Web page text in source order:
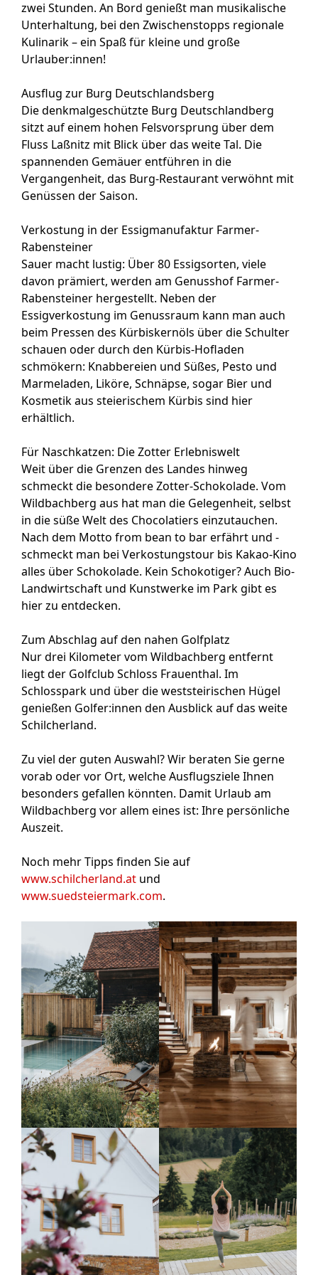
zwei Stunden. An Bord genießt man musikalische
Unterhaltung, bei den Zwischenstopps regionale
Kulinarik – ein Spaß für kleine und große
Urlauber:innen!
Ausflug zur Burg Deutschlandsberg
Die denkmalgeschützte Burg Deutschlandberg
sitzt auf einem hohen Felsvorsprung über dem
Fluss Laßnitz mit Blick über das weite Tal. Die
spannenden Gemäuer entführen in die
Vergangenheit, das Burg-Restaurant verwöhnt mit
Genüssen der Saison.
Verkostung in der Essigmanufaktur Farmer-
Rabensteiner
Sauer macht lustig: Über 80 Essigsorten, viele
davon prämiert, werden am Genusshof Farmer-
Rabensteiner hergestellt. Neben der
Essigverkostung im Genussraum kann man auch
beim Pressen des Kürbiskernöls über die Schulter
schauen oder durch den Kürbis-Hofladen
schmökern: Knabbereien und Süßes, Pesto und
Marmeladen, Liköre, Schnäpse, sogar Bier und
Kosmetik aus steierischem Kürbis sind hier
erhältlich.
Für Naschkatzen: Die Zotter Erlebniswelt
Weit über die Grenzen des Landes hinweg
schmeckt die besondere Zotter-Schokolade. Vom
Wildbachberg aus hat man die Gelegenheit, selbst
in die süße Welt des Chocolatiers einzutauchen.
Nach dem Motto from bean to bar erfährt und -
schmeckt man bei Verkostungstour bis Kakao-Kino
alles über Schokolade. Kein Schokotiger? Auch Bio-
Landwirtschaft und Kunstwerke im Park gibt es
hier zu entdecken.
Zum Abschlag auf den nahen Golfplatz
Nur drei Kilometer vom Wildbachberg entfernt
liegt der Golfclub Schloss Frauenthal. Im
Schlosspark und über die weststeirischen Hügel
genießen Golfer:innen den Ausblick auf das weite
Schilcherland.
Zu viel der guten Auswahl? Wir beraten Sie gerne
vorab oder vor Ort, welche Ausflugsziele Ihnen
besonders gefallen könnten. Damit Urlaub am
Wildbachberg vor allem eines ist: Ihre persönliche
Auszeit.
Noch mehr Tipps finden Sie auf
www.schilcherland.at und
www.suedsteiermark.com.